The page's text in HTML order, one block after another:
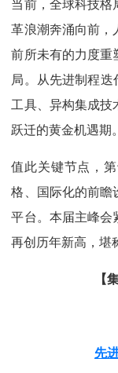
当前，全球科技
革浪潮奔涌向前，
前所未有的力度重
局。从先进制程
工具、异构集成技
跃迁的黄金机遇期。
值此关键节点，
格、国际化的前瞻
平台。本届主峰会
再创历年新高，堪
【
先